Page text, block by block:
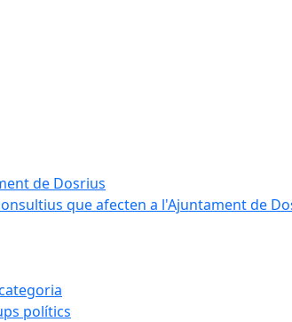
de Dosrius
que afecten a l'Ajuntament de
polítics